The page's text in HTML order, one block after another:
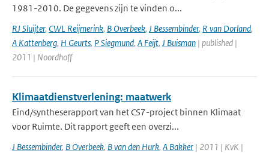
1981-2010. De gegevens zijn te vinden o...
RJ Sluijter, CWL Reijmerink, B Overbeek, J Bessembinder, R van Dorland,
A Kattenberg, H Geurts, P Siegmund, A Feijt, J Buisman | published |
2011 | Noordhoff
Klimaatdienstverlening: maatwerk
Eind/syntheserapport van het CS7-project binnen Klimaat
voor Ruimte. Dit rapport geeft een overzi...
J Bessembinder, B Overbeek, B van den Hurk, A Bakker | 2011 | KvK |